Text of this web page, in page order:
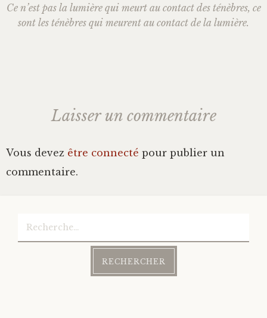
Altruisme
Emotions
des
Ce n’est pas la lumière qui meurt au contact des ténèbres, ce
sont les ténèbres qui meurent au contact de la lumière.
Laisser un commentaire
Vous devez être connecté pour publier un
commentaire.